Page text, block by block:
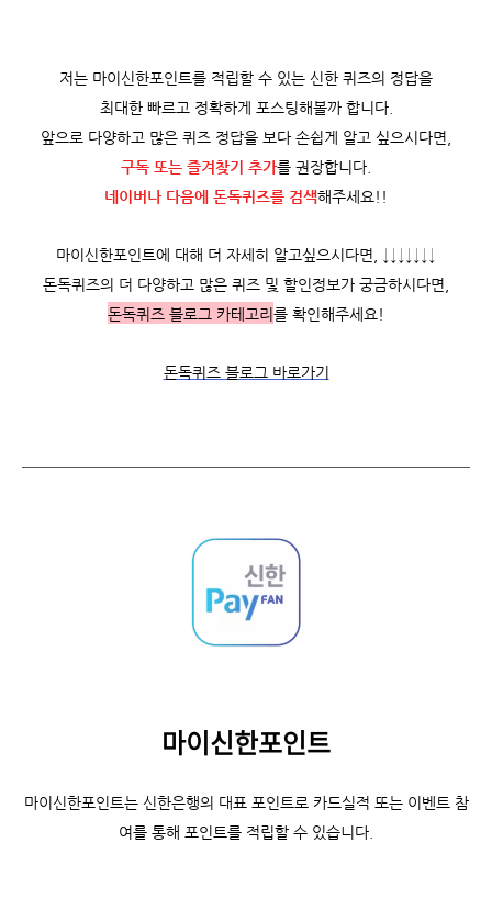
저는 마이신한포인트를 적립할 수 있는 신한 퀴즈의 정답을
최대한 빠르고 정확하게 포스팅해볼까 합니다.
앞으로 다양하고 많은 퀴즈 정답을 보다 손쉽게 알고 싶으시다면,
구독 또는 즐겨찾기 추가를 권장합니다.
네이버나 다음에 돈독퀴즈를 검색해주세요!!
마이신한포인트에 대해 더 자세히 알고싶으시다면, ↓↓↓↓↓↓↓
돈독퀴즈의 더 다양하고 많은 퀴즈 및 할인정보가 궁금하시다면,
돈독퀴즈 블로그 카테고리를 확인해주세요!
돈독퀴즈 블로그 바로가기
마이신한포인트
마이신한포인트는 신한은행의 대표 포인트로 카드실적 또는 이벤트 참
여를 통해 포인트를 적립할 수 있습니다.